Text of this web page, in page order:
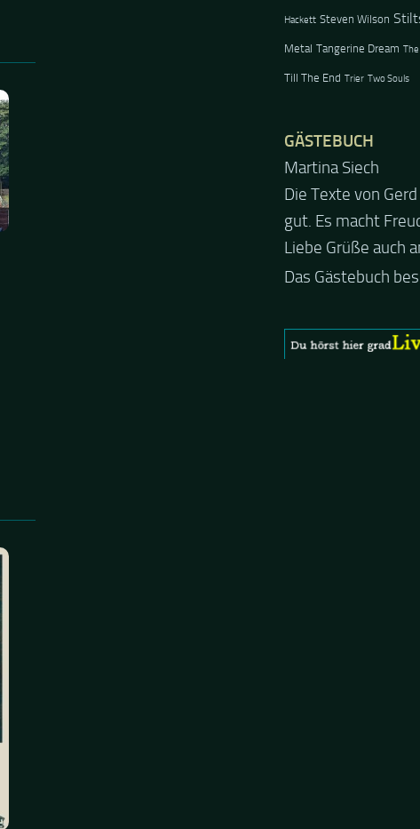
Hackett Steven Wilson
Metal Tangerine Dream
Till The End Trier Two Souls
GÄSTEBUCH
Jacel
Guten Abend und
nochmals besten
Mucke zur Party!
Stream ist eine
Das Gästebuch